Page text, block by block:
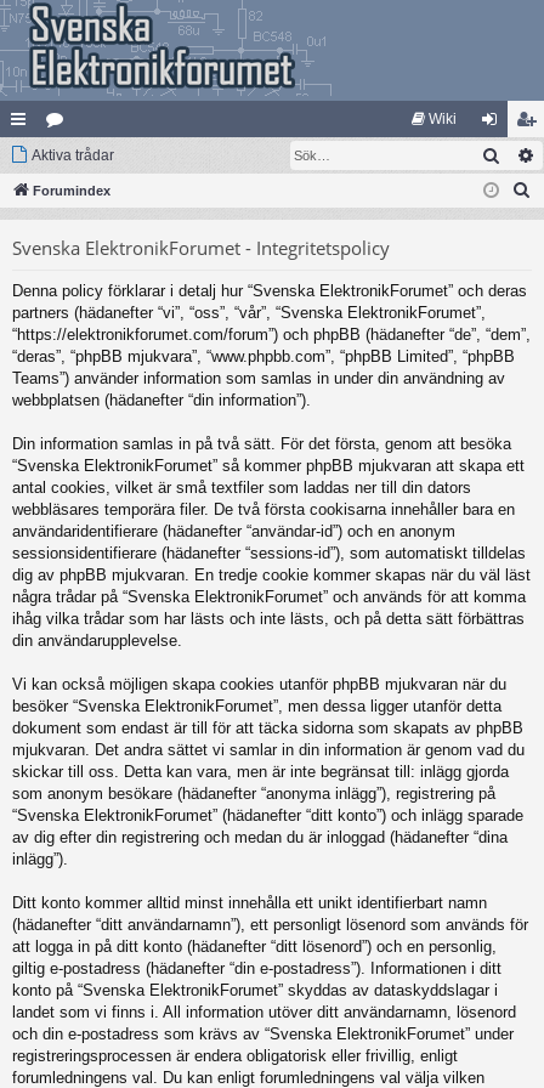
na
bb
ar
at
eg
Wiki
og
ga
li
m
m
Aktiva trådar Sök
Forumindex
Svenska ElektronikForumet - Integritetspolicy
Denna policy förklarar i detalj hur “Svenska ElektronikForumet” och deras
partners (hädanefter “vi”, “oss”, “vår”, “Svenska ElektronikForumet”,
“https://elektronikforumet.com/forum”) och phpBB (hädanefter “de”, “dem”,
“deras”, “phpBB mjukvara”, “www.phpbb.com”, “phpBB Limited”, “phpBB
Teams”) använder information som samlas in under din användning av
webbplatsen (hädanefter “din information”).
Din information samlas in på två sätt. För det första, genom att besöka
“Svenska ElektronikForumet” så kommer phpBB mjukvaran att skapa ett
antal cookies, vilket är små textfiler som laddas ner till din dators
webbläsares temporära filer. De två första cookisarna innehåller bara en
användaridentifierare (hädanefter “användar-id”) och en anonym
sessionsidentifierare (hädanefter “sessions-id”), som automatiskt tilldelas
dig av phpBB mjukvaran. En tredje cookie kommer skapas när du väl läst
några trådar på “Svenska ElektronikForumet” och används för att komma
ihåg vilka trådar som har lästs och inte lästs, och på detta sätt förbättras
din användarupplevelse.
Vi kan också möjligen skapa cookies utanför phpBB mjukvaran när du
besöker “Svenska ElektronikForumet”, men dessa ligger utanför detta
dokument som endast är till för att täcka sidorna som skapats av phpBB
mjukvaran. Det andra sättet vi samlar in din information är genom vad du
skickar till oss. Detta kan vara, men är inte begränsat till: inlägg gjorda
som anonym besökare (hädanefter “anonyma inlägg”), registrering på
“Svenska ElektronikForumet” (hädanefter “ditt konto”) och inlägg sparade
av dig efter din registrering och medan du är inloggad (hädanefter “dina
inlägg”).
Ditt konto kommer alltid minst innehålla ett unikt identifierbart namn
(hädanefter “ditt användarnamn”), ett personligt lösenord som används för
att logga in på ditt konto (hädanefter “ditt lösenord”) och en personlig,
giltig e-postadress (hädanefter “din e-postadress”). Informationen i ditt
konto på “Svenska ElektronikForumet” skyddas av dataskyddslagar i
landet som vi finns i. All information utöver ditt användarnamn, lösenord
och din e-postadress som krävs av “Svenska ElektronikForumet” under
registreringsprocessen är endera obligatorisk eller frivillig, enligt
forumledningens val. Du kan enligt forumledningens val välja vilken